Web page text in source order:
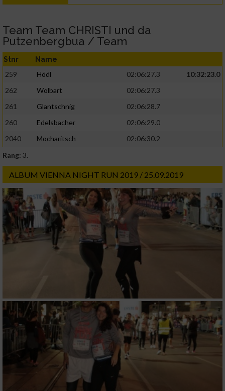
Team Team CHRISTI und da
Putzenbergbua / Team
Stnr Name
259 Hödl 02:06:27.3
10:32:23.0
262
Wolbart
02:06:27.3
261
Glantschnig
02:06:28.7
260
Edelsbacher
02:06:29.0
2040
Mocharitsch
02:06:30.2
Rang: 3.
ALBUM VIENNA NIGHT RUN 2019 / 25.09.2019